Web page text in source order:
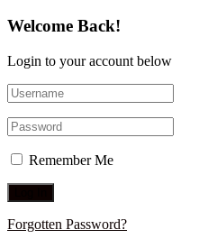
Welcome Back!
Login to your account below
Remember Me
Forgotten Password?